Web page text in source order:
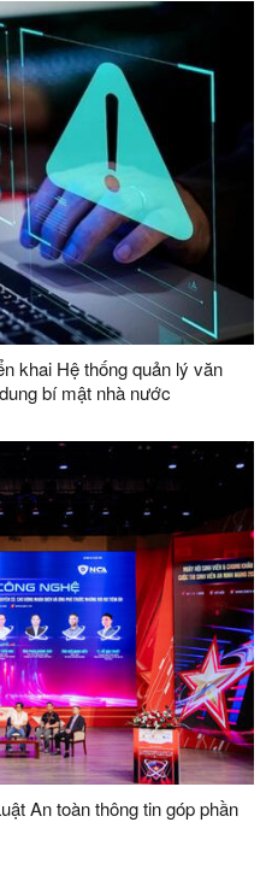
khai Hệ thống quản lý văn
bí mật nhà nước
An toàn thông tin góp phần